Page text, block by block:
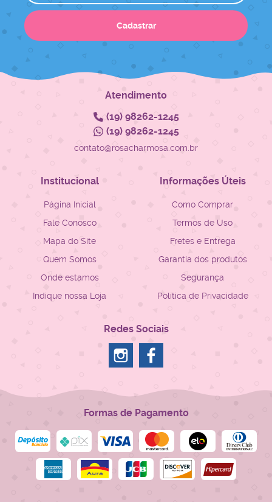
Cadastrar
Atendimento
(19)98262-1245
(19)98262-1245
contato@rosacharmosa.com.br
Institucional
Página Inicial
Fale Conosco
Mapa do Site
Quem Somos
Onde estamos
Indique nossa Loja
Informações Úteis
Como Comprar
Termos de Uso
Fretes e Entrega
Garantia dos produtos
Segurança
Política de Privacidade
Redes Sociais
Formas de Pagamento